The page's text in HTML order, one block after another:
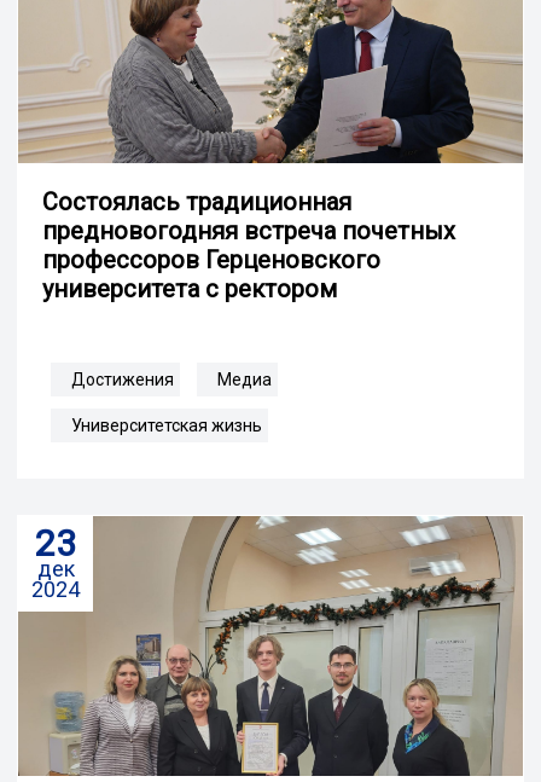
Cостоялась традиционная
предновогодняя встреча почетных
профессоров Герценовского
университета с ректором
Достижения Медиа
Университетская жизнь
23
дек
2024